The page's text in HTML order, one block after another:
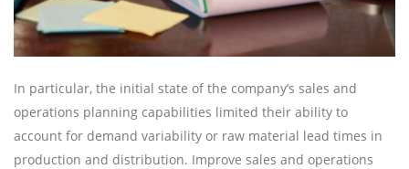
In particular, the initial state of the company’s sales and
operations planning capabilities limited their ability to
account for demand variability or raw material lead times in
production and distribution. Improve sales and operations